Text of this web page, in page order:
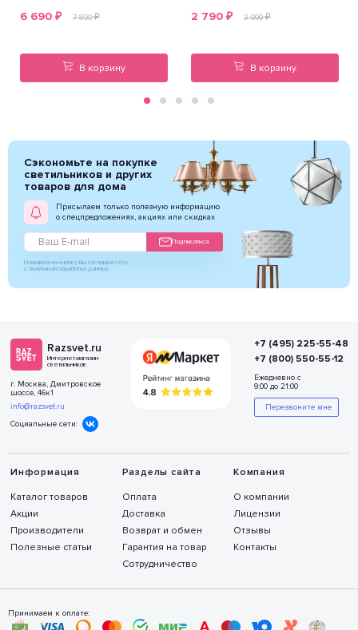
6 690 ₽ 7 890₽
В корзину
2 790 ₽ 3 090₽
В корзину
Сэкономьте на покупке
светильников и других
товаров для дома
Присылаем только полезную информацию
о спецпредложениях, акциях или скидках
Подписаться
Нажимая на кнопку Вы соглашаетесь
с политикой обработки данных
Razsvet.ru
Интернет-магазин
светильников
г. Москва, Дмитровское
шоссе, 46к1
info@razsvet.ru
Социальные сети:
Информация
Каталог товаров
Акции
Производители
Полезные статьи
Разделы сайта
Оплата
Доставка
Возврат и обмен
Гарантия на товар
Сотрудничество
Компания
О компании
Лицензии
Отзывы
Контакты
+7 (495) 225-55-48
+7 (800) 550-55-12
Ежедневно с
9:00 до 21:00
Перезвоните мне
Принимаем к оплате: